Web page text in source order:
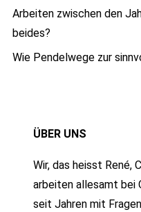
Arbeiten zwischen den
beides?
Wie Pendelwege zur
ÜBER UNS
Wir, das heisst René,
arbeiten allesamt bei
seit Jahren mit